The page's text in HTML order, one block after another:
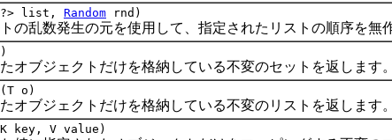
list, Random rnd)
数発生の元を使用して、指定されたリストの順序を無作
ジェクトだけを格納している不変のセットを返します。
(T o)
ジェクトだけを格納している不変のリストを返します。
key, V value)